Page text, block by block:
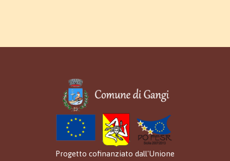
Progetto cofinanziato dall'Unione